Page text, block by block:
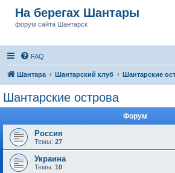
На берегах Шантары
форум сайта Шантарск
FAQ
Шантара Шантарский клуб Шантарские
Шантарские острова
Форум
Россия
Темы: 27
Украина
Темы: 10